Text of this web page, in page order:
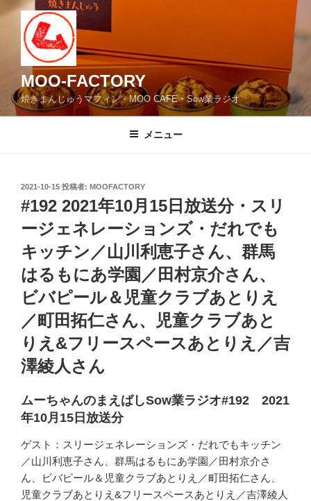
MOO-FACTORY
焼きまんじゅうマフィン・MOO CAFE・Sow業ラジオ
メニュー
投
稿
日:
2021-10-15 投稿者: MOOFACTORY
#192 2021年10月15日放送分・スリ
ージェネレーションズ・だれでも
キッチン／山川利恵子さん、群馬
はるもにあ学園／田村京介さん、
ビバピール＆児童クラブあとりえ
／町田拓仁さん、児童クラブあと
りえ&フリースペースあとりえ／吉
澤綾人さん
ムーちゃんのまえばしSow業ラジオ#192 2021
年10月15日放送分
ゲスト：スリージェネレーションズ・だれでもキッチン
／山川利恵子さん、群馬はるもにあ学園／田村京介さ
ん、ビバピール＆児童クラブあとりえ／町田拓仁さん、
児童クラブあとりえ&フリースペースあとりえ／吉澤綾人